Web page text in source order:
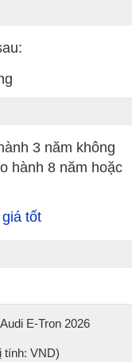
3 năm không
hành 8 năm hoặc
tốt
E-Tron 2026
tính: VND)